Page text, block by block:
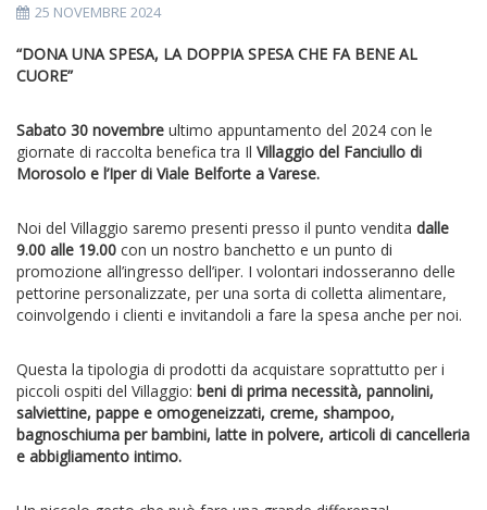
25 NOVEMBRE 2024
“DONA UNA SPESA, LA DOPPIA SPESA CHE FA BENE AL
CUORE”
Sabato 30 novembre ultimo appuntamento del 2024 con le
giornate di raccolta benefica tra Il Villaggio del Fanciullo di
Morosolo e l’Iper di Viale Belforte a Varese.
Noi del Villaggio saremo presenti presso il punto vendita dalle
9.00 alle 19.00 con un nostro banchetto e un punto di
promozione all’ingresso dell’iper. I volontari indosseranno delle
pettorine personalizzate, per una sorta di colletta alimentare,
coinvolgendo i clienti e invitandoli a fare la spesa anche per noi.
Questa la tipologia di prodotti da acquistare soprattutto per i
piccoli ospiti del Villaggio: beni di prima necessità, pannolini,
salviettine, pappe e omogeneizzati, creme, shampoo,
bagnoschiuma per bambini, latte in polvere, articoli di cancelleria
e abbigliamento intimo.